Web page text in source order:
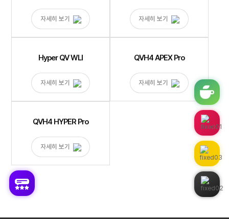
자세히 보기 자세히 보기
Hyper QV WLI
자세히 보기
QVH4 APEX Pro
자세히 보기
QVH4 HYPER Pro
자세히 보기